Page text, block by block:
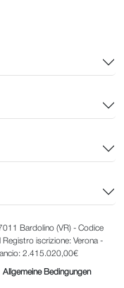
Bardolino (VR) - Codice
iscrizione: Verona -
2.415.020,00€
Allgemeine Bedingungen